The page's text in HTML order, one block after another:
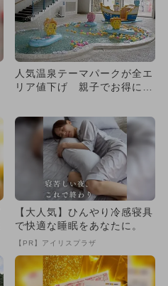
人気温泉テーマパークが全エ
リア値下げ 親子でお得に1
【大人気】ひんやり冷感寝具
で快適な睡眠をあなたに。
【PR】アイリスプラザ